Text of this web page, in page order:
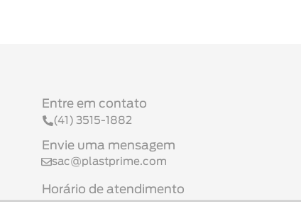
Entre em contato
(41) 3515-1882
Envie uma mensagem
sac@plastprime.com
Horário de atendimento